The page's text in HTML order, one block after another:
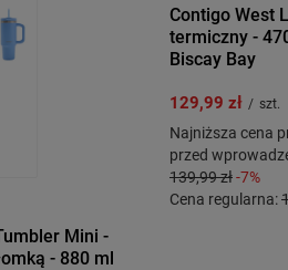
Mini -
- 880 ml
Contigo West
termiczny -
Biscay Bay
129,99 zł / szt.
Najniższa cena
przed
139,99 zł-7%
Cena regularna: